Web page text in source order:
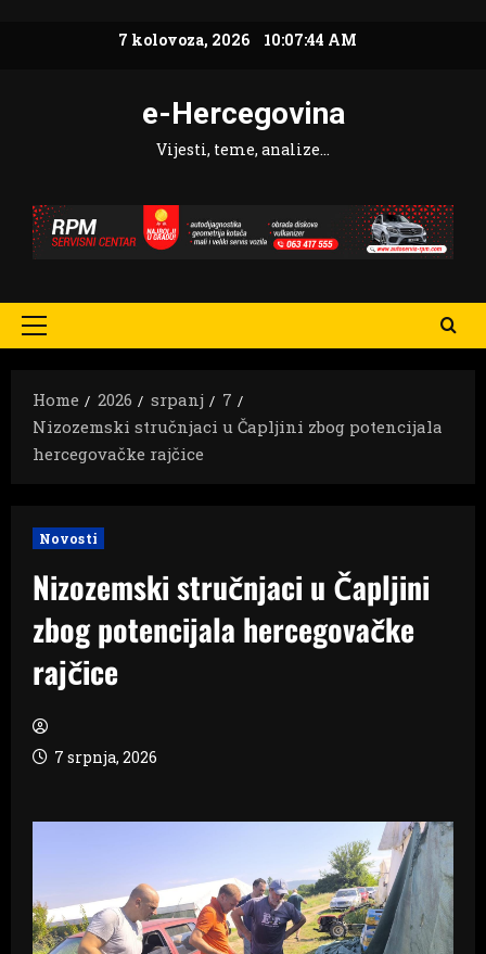
7 kolovoza, 2026 10:07:46 AM
e-Hercegovina
Vijesti, teme, analize…
Primary
Home
2026 srpanj
7
Nizozemski stručnjaci u Čapljini zbog potencijala
hercegovačke rajčice
Novosti
Nizozemski stručnjaci u Čapljini
zbog potencijala hercegovačke
rajčice
7 srpnja, 2026